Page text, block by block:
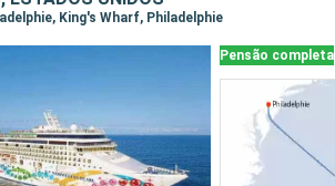
King's Wharf, Philadelphie
Pensão completa